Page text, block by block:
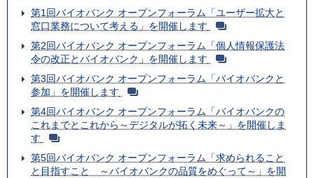
第1回バイオバンク オープンフォーラム「ユーザー拡大と
窓口業務について考える」を開催します
第2回バイオバンク オープンフォーラム「個人情報保護法
令の改正とバイオバンク」を開催します
第3回バイオバンク オープンフォーラム「バイオバンクと
参加」を開催します
第4回バイオバンク オープンフォーラム「バイオバンクの
これまでとこれから～デジタルが拓く未来～」を開催しま
す
第5回バイオバンク オープンフォーラム「求められること
と目指すこと ～バイオバンクの品質をめぐって～」を開